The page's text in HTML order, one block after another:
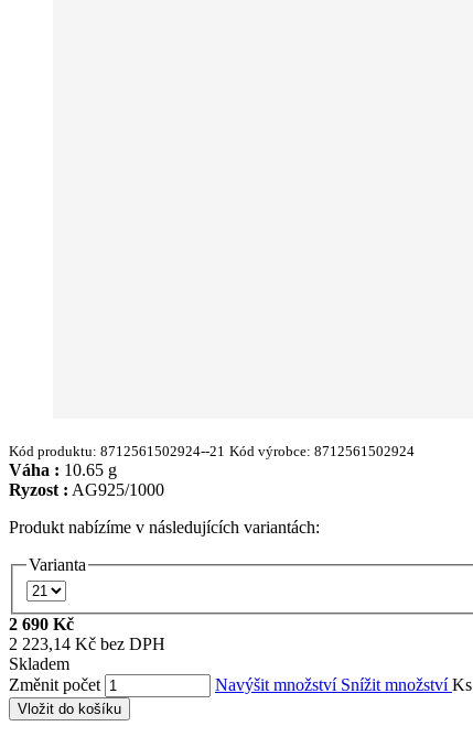
Kód produktu: 8712561502924--21 Kód výrobce: 8712561502924
Váha : 10.65 g
Ryzost : AG925/1000
Produkt nabízíme v následujících variantách:
Varianta
2 690 Kč
2 223,14 Kč bez DPH
Skladem
Změnit počet
Navýšit množství Snížit množstvíKs
Vložit do košíku